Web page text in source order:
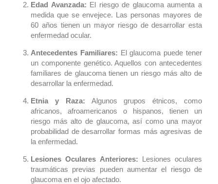
Edad Avanzada: El riesgo de glaucoma aumenta a
medida que se envejece. Las personas mayores de
60 años tienen un mayor riesgo de desarrollar esta
enfermedad ocular.
Antecedentes Familiares: El glaucoma puede tener
un componente genético. Aquellos con antecedentes
familiares de glaucoma tienen un riesgo más alto de
desarrollar la enfermedad.
Etnia y Raza: Algunos grupos étnicos, como
africanos, afroamericanos o hispanos, tienen un
riesgo más alto de glaucoma, así como una mayor
probabilidad de desarrollar formas más agresivas de
la enfermedad.
Lesiones Oculares Anteriores: Lesiones oculares
traumáticas previas pueden aumentar el riesgo de
glaucoma en el ojo afectado.